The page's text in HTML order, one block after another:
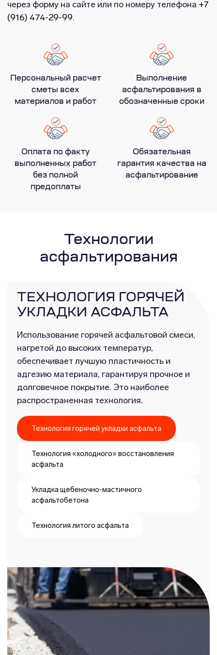
через форму на сайте или по номеру телефона +7
(916) 474-29-99.
Персональный расчет
сметы всех
материалов и работ
Выполнение
асфальтирования в
обозначенные сроки
Оплата по факту
выполненных работ
без полной
предоплаты
Обязательная
гарантия качества на
асфальтирование
Технологии
асфальтирования
ТЕХНОЛОГИЯ ГОРЯЧЕЙ
УКЛАДКИ АСФАЛЬТА
Использование горячей асфальтовой смеси,
нагретой до высоких температур,
обеспечивает лучшую пластичность и
адгезию материала, гарантируя прочное и
долговечное покрытие. Это наиболее
распространенная технология.
Технология горячей укладки асфальта
Технология «холодного» восстановления
асфальта
Укладка щебеночно-мастичного
асфальтобетона
Технология литого асфальта